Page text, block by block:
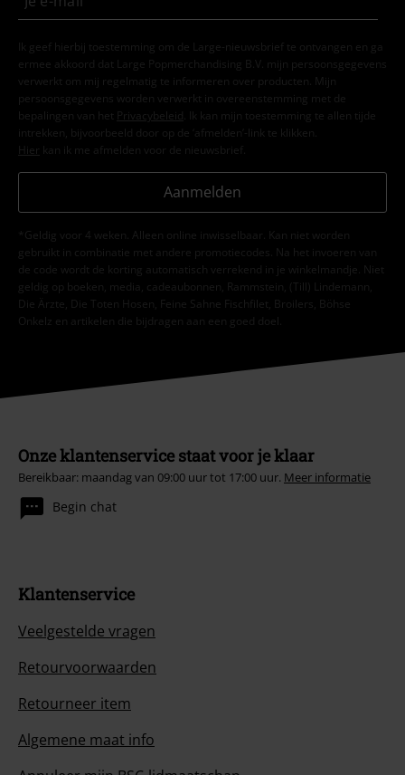
Ik geef hierbij toestemming om de Large-nieuwsbrief te ontvangen en ga
ermee akkoord dat Large Popmerchandising B.V. mijn persoonsgegevens
verwerkt om mij regelmatig te informeren over producten. Mijn
persoonsgegevens worden verwerkt in overeenstemming met de
bepalingen van het
Privacybeleid . Ik kan mijn toestemming te allen tijde
intrekken, bijvoorbeeld door op de ‘afmelden’-link te klikken.
Hier kan ik me afmelden voor de nieuwsbrief.
Aanmelden
*Geldig voor 4 weken. Alleen online inwisselbaar. Kan niet worden
gebruikt in combinatie met andere promotiecodes. Na het invoeren van
de code wordt de korting automatisch verrekend in je winkelmandje. Niet
geldig op boeken, media, cadeaubonnen, Rammstein, (Till) Lindemann,
Die Ärzte, Die Toten Hosen, Feine Sahne Fischfilet, Broilers, Böhse
Onkelz en artikelen die bijdragen aan een goed doel.
Onze klantenservice staat voor je klaar
Bereikbaar: maandag van 09:00 uur tot 17:00 uur. Meer informatie
Begin chat
Klantenservice
Veelgestelde vragen
Retourvoorwaarden
Retourneer item
Algemene maat info